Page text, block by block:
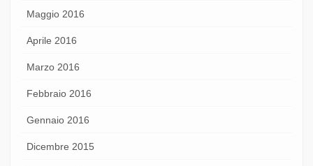
Maggio 2016
Aprile 2016
Marzo 2016
Febbraio 2016
Gennaio 2016
Dicembre 2015